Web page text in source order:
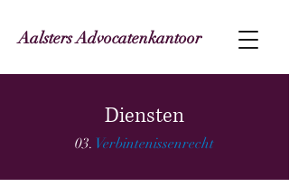
Aalsters Advocatenkantoor
Diensten
03. Verbintenissenrecht